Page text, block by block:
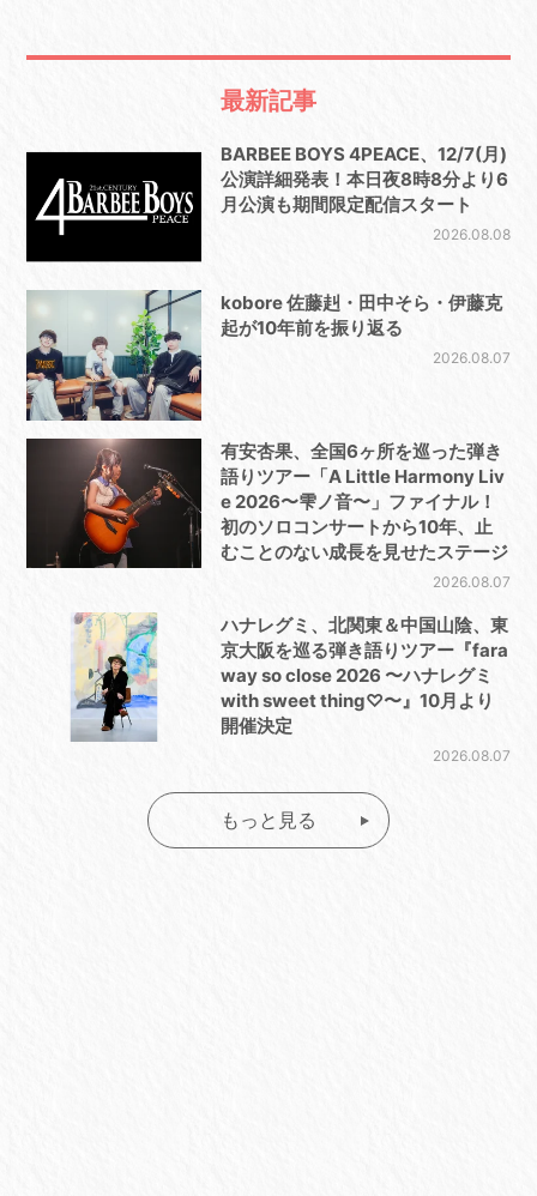
最新記事
BARBEE BOYS 4PEACE、12/7(月)
公演詳細発表！本日夜8時8分より6
月公演も期間限定配信スタート
2026.08.08
kobore 佐藤赳・田中そら・伊藤克
起が10年前を振り返る
2026.08.07
有安杏果、全国6ヶ所を巡った弾き
語りツアー「A Little Harmony Liv
e 2026〜雫ノ音〜」ファイナル！
初のソロコンサートから10年、止
むことのない成長を見せたステージ
2026.08.07
ハナレグミ、北関東＆中国山陰、東
京大阪を巡る弾き語りツアー『fara
way so close 2026 〜ハナレグミ
with sweet thing♡〜』10月より
開催決定
2026.08.07
もっと見る